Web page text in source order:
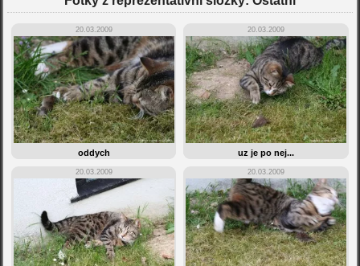
20.03.2009
oddych
20.03.2009
uz je po nej...
20.03.2009 20.03.2009